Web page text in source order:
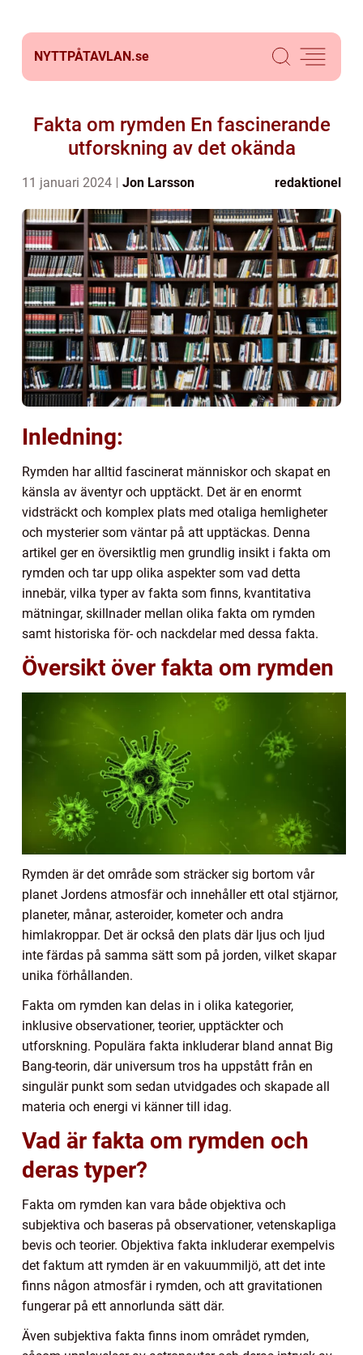
NYTTPÅTAVLAN.se
Fakta om rymden En fascinerande
utforskning av det okända
11 januari 2024 Jon Larsson redaktionel
Inledning:
Rymden har alltid fascinerat människor och skapat en
känsla av äventyr och upptäckt. Det är en enormt
vidsträckt och komplex plats med otaliga hemligheter
och mysterier som väntar på att upptäckas. Denna
artikel ger en översiktlig men grundlig insikt i fakta om
rymden och tar upp olika aspekter som vad detta
innebär, vilka typer av fakta som finns, kvantitativa
mätningar, skillnader mellan olika fakta om rymden
samt historiska för- och nackdelar med dessa fakta.
Översikt över fakta om rymden
Rymden är det område som sträcker sig bortom vår
planet Jordens atmosfär och innehåller ett otal stjärnor,
planeter, månar, asteroider, kometer och andra
himlakroppar. Det är också den plats där ljus och ljud
inte färdas på samma sätt som på jorden, vilket skapar
unika förhållanden.
Fakta om rymden kan delas in i olika kategorier,
inklusive observationer, teorier, upptäckter och
utforskning. Populära fakta inkluderar bland annat Big
Bang-teorin, där universum tros ha uppstått från en
singulär punkt som sedan utvidgades och skapade all
materia och energi vi känner till idag.
Vad är fakta om rymden och
deras typer?
Fakta om rymden kan vara både objektiva och
subjektiva och baseras på observationer, vetenskapliga
bevis och teorier. Objektiva fakta inkluderar exempelvis
det faktum att rymden är en vakuummiljö, att det inte
finns någon atmosfär i rymden, och att gravitationen
fungerar på ett annorlunda sätt där.
Även subjektiva fakta finns inom området rymden,